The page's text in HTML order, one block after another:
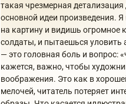
такая чрезмерная
основной идеи произведения.
на картину и видишь огромное
солдаты, и пытаешься уловить
— это головная боль и вопрос:
кажется, важно, чтобы
воображения. Это как в
мелочей, читатель потеряет